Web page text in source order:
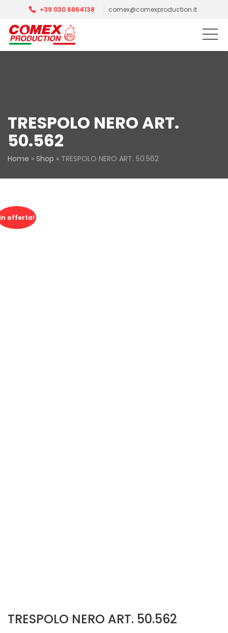
+39 030 6864138 comex@comexproduction.it
TRESPOLO NERO ART.
50.562
Home » Shop » TRESPOLO NERO ART. 50.562
offerta!
TRESPOLO NERO ART. 50.562